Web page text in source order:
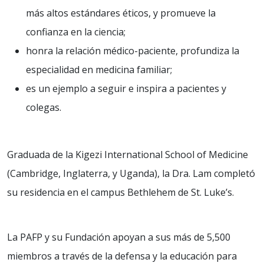
más altos estándares éticos, y promueve la
confianza en la ciencia;
honra la relación médico-paciente, profundiza la
especialidad en medicina familiar;
es un ejemplo a seguir e inspira a pacientes y
colegas.
Graduada de la Kigezi International School of Medicine
(Cambridge, Inglaterra, y Uganda), la Dra. Lam completó
su residencia en el campus Bethlehem de St. Luke’s.
La PAFP y su Fundación apoyan a sus más de 5,500
miembros a través de la defensa y la educación para